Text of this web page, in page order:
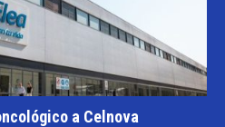
a Celnova